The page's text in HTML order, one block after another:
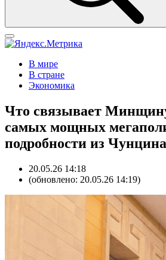
В мире
В стране
Экономика
Что связывает
самых мощных
подробности из Чунцина
20.05.26 14:18
(обновлено: 20.05.26 14:19)